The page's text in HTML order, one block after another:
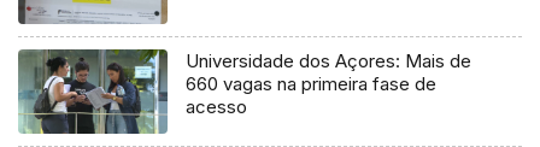
Universidade dos Açores: Mais de
660 vagas na primeira fase de
acesso